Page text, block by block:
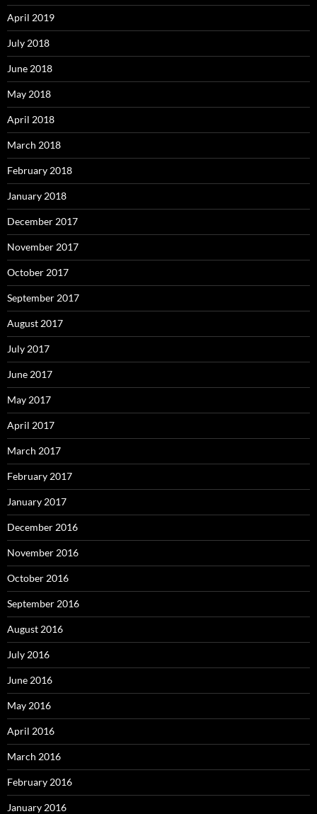
April 2019
July 2018
June 2018
May 2018
April 2018
March 2018
February 2018
January 2018
December 2017
November 2017
October 2017
September 2017
August 2017
July 2017
June 2017
May 2017
April 2017
March 2017
February 2017
January 2017
December 2016
November 2016
October 2016
September 2016
August 2016
July 2016
June 2016
May 2016
April 2016
March 2016
February 2016
January 2016